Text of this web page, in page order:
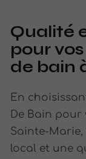
Qualité
pour
de bain
En
De Bain pour
Sainte-
local et une